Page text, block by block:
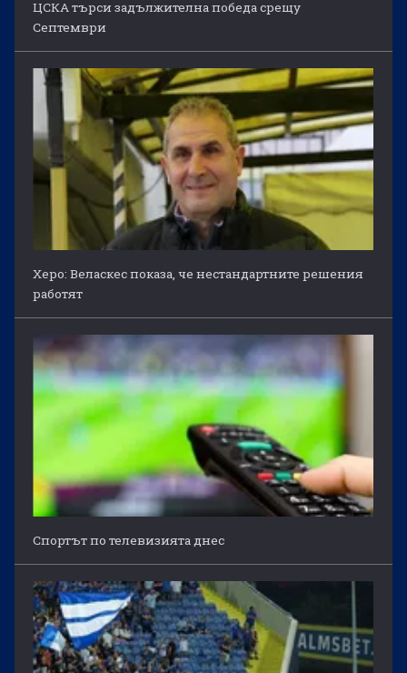
ЦСКА търси задължителна победа срещу
Септември
Херо: Веласкес показа, че нестандартните решения
работят
Спортът по телевизията днес